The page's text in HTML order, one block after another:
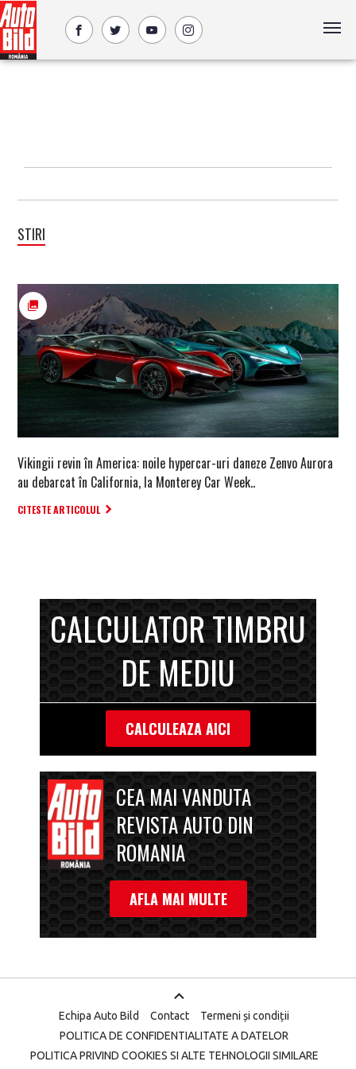
STIRI
Vikingii revin în America: noile hypercar-uri daneze Zenvo Aurora
au debarcat în California, la Monterey Car Week..
CITESTE ARTICOLUL
CALCULATOR TIMBRU
DE MEDIU
CALCULEAZA AICI
CEA MAI VANDUTA
REVISTA AUTO DIN
ROMANIA
AFLA MAI MULTE
Echipa Auto Bild Contact
Termeni și condiții
POLITICA DE CONFIDENTIALITATE A DATELOR
POLITICA PRIVIND COOKIES SI ALTE TEHNOLOGII SIMILARE